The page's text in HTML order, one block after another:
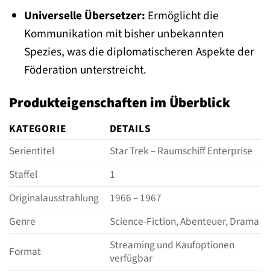
Universelle Übersetzer: Ermöglicht die
Kommunikation mit bisher unbekannten
Spezies, was die diplomatischeren Aspekte der
Föderation unterstreicht.
Produkteigenschaften im Überblick
KATEGORIE
DETAILS
Serientitel
Star Trek – Raumschiff Enterprise
Staffel
1
Originalausstrahlung
1966 – 1967
Genre
Science-Fiction, Abenteuer, Drama
Format
Streaming und Kaufoptionen
verfügbar